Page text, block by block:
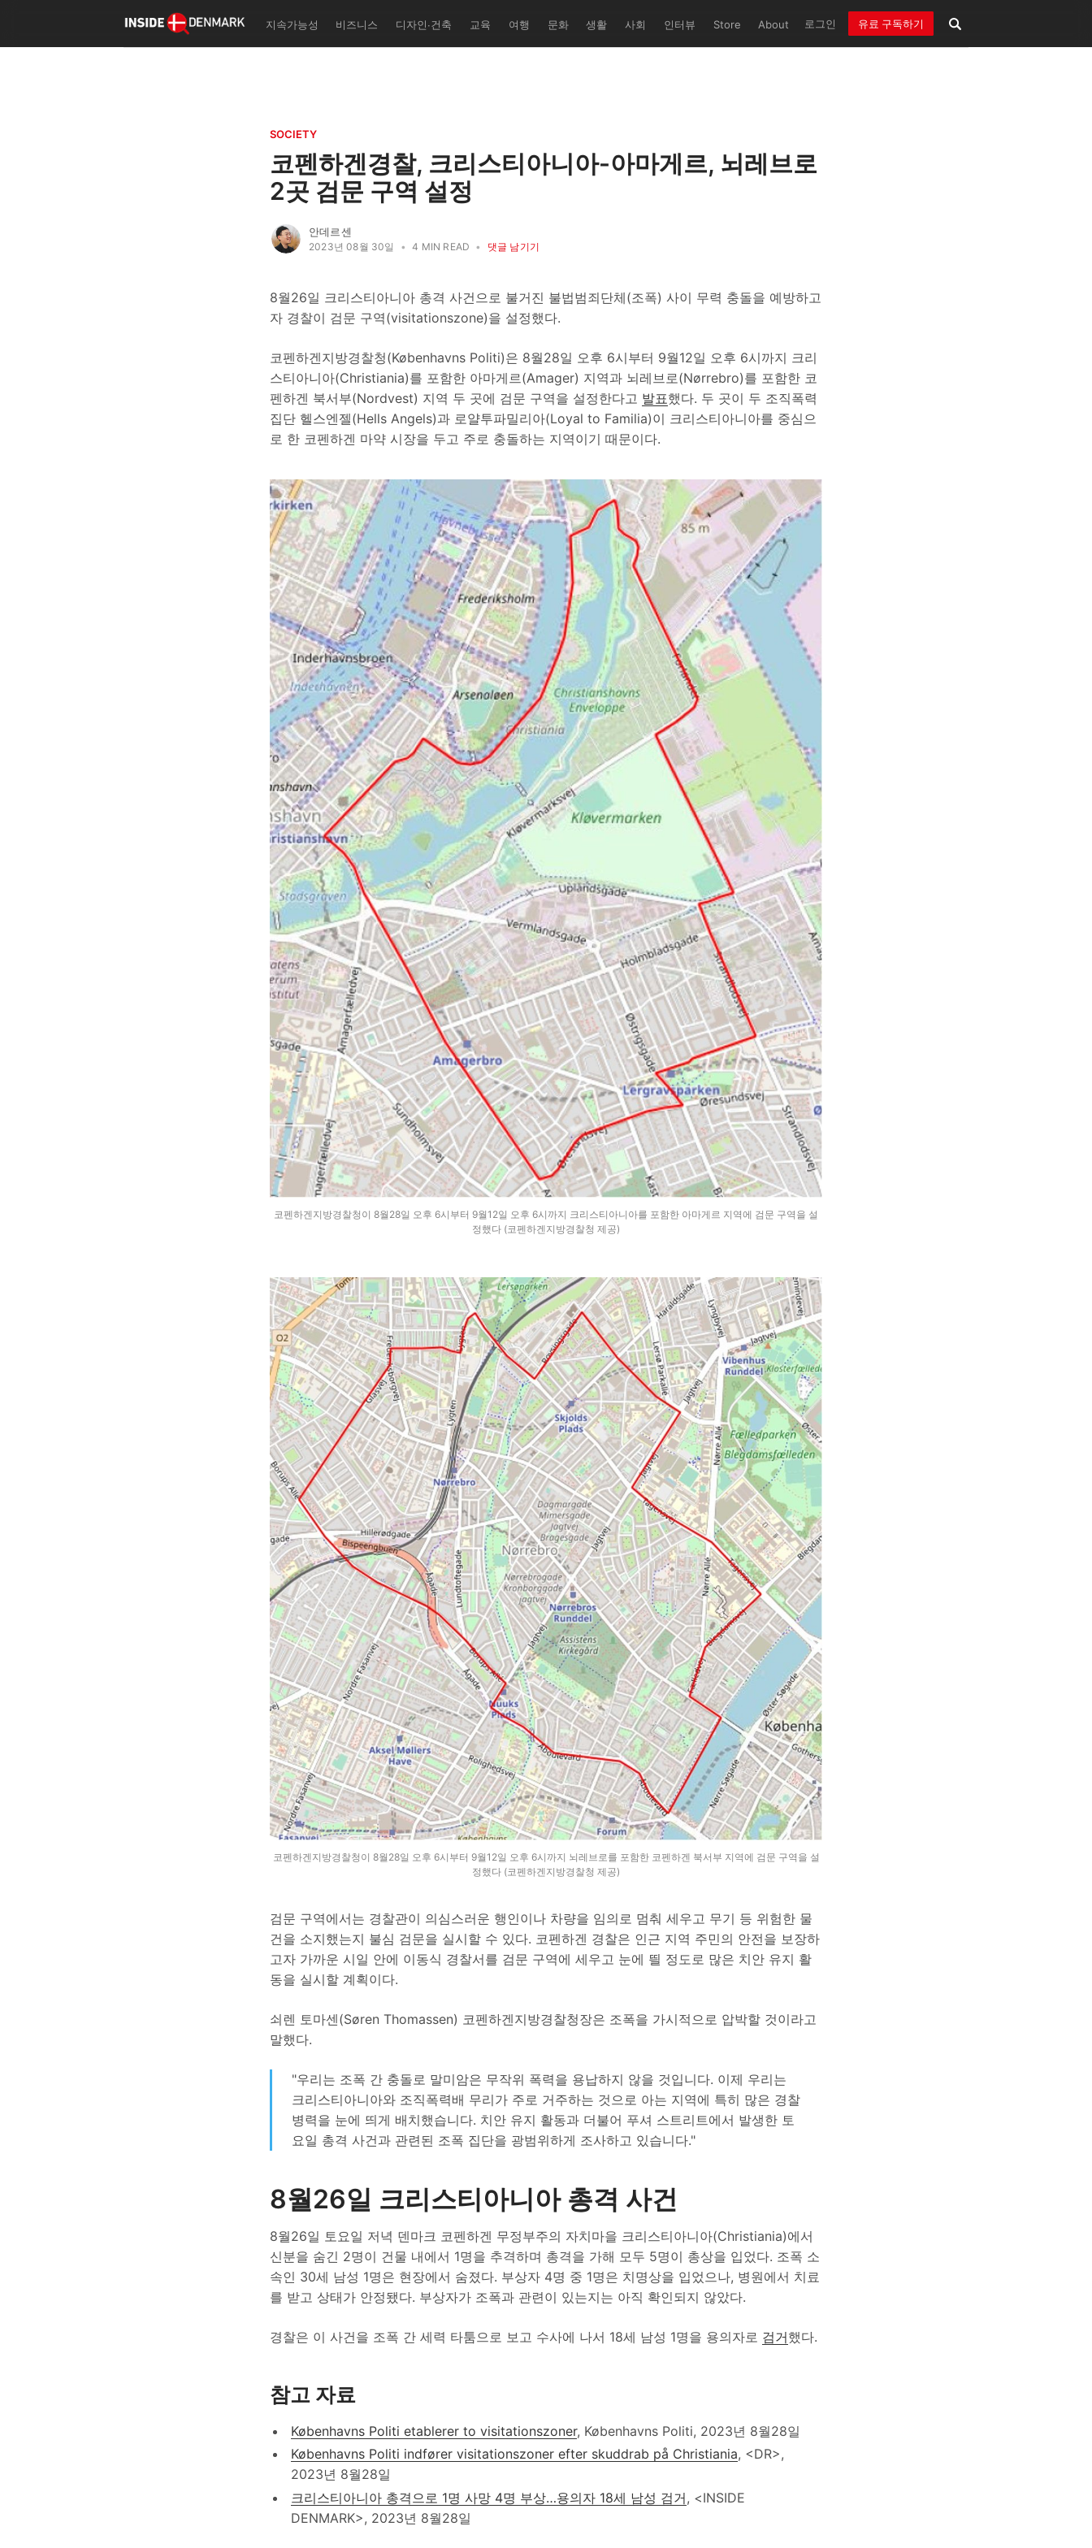
지속가능성 비즈니스 디자인∙건축 교육 여행 문화 생활 사회 인터뷰 Store About 로그인 유료 구독하기
SOCIETY
코펜하겐경찰, 크리스티아니아-아마게르, 뇌레브로
2곳 검문 구역 설정
DENMARK 대표 에디터/편집장/설립
덴마크 북클럽/폴케호이스콜레 세미
나 등 덴마크 커뮤니티 이벤트 다수 기
더보기
안데르센
2023년 08월 30일 • 4 MIN READ • 댓글 남기기
8월26일 크리스티아니아 총격 사건으로 불거진 불법범죄단체(조폭) 사이 무력 충돌을 예방하고
자 경찰이 검문 구역(visitationszone)을 설정했다.
코펜하겐지방경찰청(Københavns Politi)은 8월28일 오후 6시부터 9월12일 오후 6시까지 크리
스티아니아(Christiania)를 포함한 아마게르(Amager) 지역과 뇌레브로(Nørrebro)를 포함한 코
펜하겐 북서부(Nordvest) 지역 두 곳에 검문 구역을 설정한다고 발표했다. 두 곳이 두 조직폭력
집단 헬스엔젤(Hells Angels)과 로얄투파밀리아(Loyal to Familia)이 크리스티아니아를 중심으
로 한 코펜하겐 마약 시장을 두고 주로 충돌하는 지역이기 때문이다.
코펜하겐지방경찰청이 8월28일 오후 6시부터 9월12일 오후 6시까지 크리스티아니아를 포함한 아마게르 지역에 검문 구역을 설
정했다 (코펜하겐지방경찰청 제공)
코펜하겐지방경찰청이 8월28일 오후 6시부터 9월12일 오후 6시까지 뇌레브로를 포함한 코펜하겐 북서부 지역에 검문 구역을 설
정했다 (코펜하겐지방경찰청 제공)
검문 구역에서는 경찰관이 의심스러운 행인이나 차량을 임의로 멈춰 세우고 무기 등 위험한 물
건을 소지했는지 불심 검문을 실시할 수 있다. 코펜하겐 경찰은 인근 지역 주민의 안전을 보장하
고자 가까운 시일 안에 이동식 경찰서를 검문 구역에 세우고 눈에 띌 정도로 많은 치안 유지 활
동을 실시할 계획이다.
쇠렌 토마센(Søren Thomassen) 코펜하겐지방경찰청장은 조폭을 가시적으로 압박할 것이라고
말했다.
"우리는 조폭 간 충돌로 말미암은 무작위 폭력을 용납하지 않을 것입니다. 이제 우리는
크리스티아니아와 조직폭력배 무리가 주로 거주하는 것으로 아는 지역에 특히 많은 경찰
병력을 눈에 띄게 배치했습니다. 치안 유지 활동과 더불어 푸셔 스트리트에서 발생한 토
요일 총격 사건과 관련된 조폭 집단을 광범위하게 조사하고 있습니다."
8월26일 크리스티아니아 총격 사건
8월26일 토요일 저녁 덴마크 코펜하겐 무정부주의 자치마을 크리스티아니아(Christiania)에서
신분을 숨긴 2명이 건물 내에서 1명을 추격하며 총격을 가해 모두 5명이 총상을 입었다. 조폭 소
속인 30세 남성 1명은 현장에서 숨졌다. 부상자 4명 중 1명은 치명상을 입었으나, 병원에서 치료
를 받고 상태가 안정됐다. 부상자가 조폭과 관련이 있는지는 아직 확인되지 않았다.
경찰은 이 사건을 조폭 간 세력 타툼으로 보고 수사에 나서 18세 남성 1명을 용의자로 검거했다.
참고 자료
Københavns Politi etablerer to visitationszoner, Københavns Politi, 2023년 8월28일
Københavns Politi indfører visitationszoner efter skuddrab på Christiania, <DR>,
2023년 8월28일
크리스티아니아 총격으로 1명 사망 4명 부상…용의자 18세 남성 검거, <INSIDE
DENMARK>, 2023년 8월28일